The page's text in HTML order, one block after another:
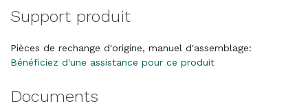
Support produit
Pièces de rechange d'origine, manuel d'assemblage:
Bénéficiez d'une assistance pour ce produit
Documents